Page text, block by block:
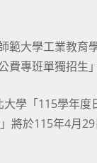
範大學工業教育
費專班單獨招生
大學「115學年
將於115年4月